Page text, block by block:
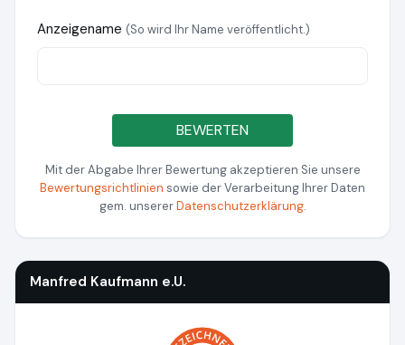
Anzeigename (So wird Ihr Name veröffentlicht.)
BEWERTEN
Mit der Abgabe Ihrer Bewertung akzeptieren Sie unsere
Bewertungsrichtlinien sowie der Verarbeitung Ihrer Daten
gem. unsererDatenschutzerklärung.
Manfred Kaufmann e.U.